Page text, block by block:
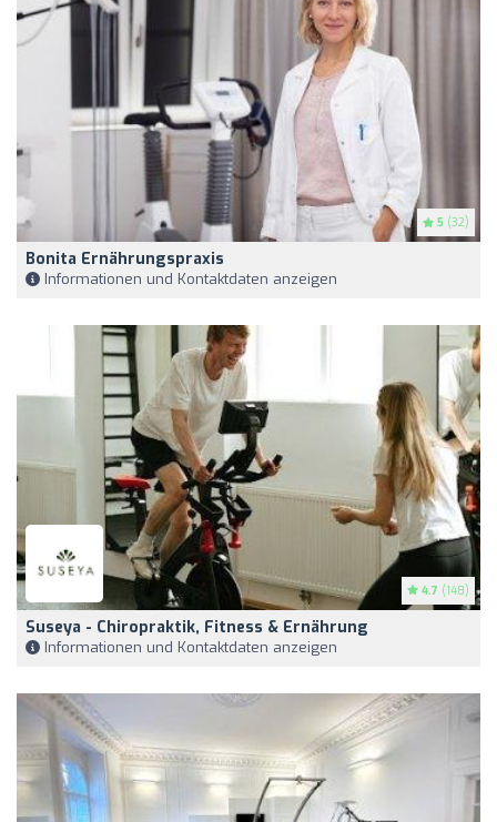
5 (32)
Bonita Ernährungspraxis
Informationen und Kontaktdaten anzeigen
4.7 (148)
Suseya - Chiropraktik, Fitness & Ernährung
Informationen und Kontaktdaten anzeigen